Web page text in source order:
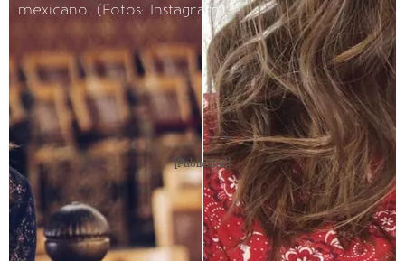
mexicano. (Fotos: Instagram)
[Publicidad]